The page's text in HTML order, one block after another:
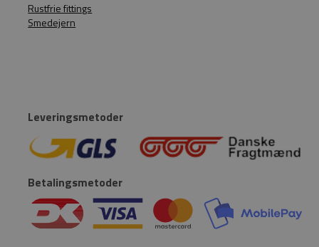
Rustfrie fittings
Smedejern
Leveringsmetoder
Betalingsmetoder